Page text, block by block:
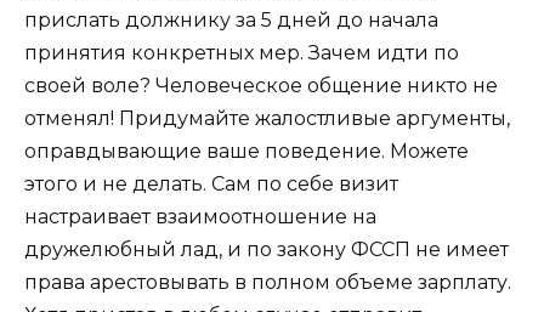
прислать должнику за 5 дней до начала
принятия конкретных мер. Зачем идти по
своей воле? Человеческое общение никто не
отменял! Придумайте жалостливые аргументы,
оправдывающие ваше поведение. Можете
этого и не делать. Сам по себе визит
настраивает взаимоотношение на
дружелюбный лад, и по закону ФССП не имеет
права арестовывать в полном объеме зарплату.